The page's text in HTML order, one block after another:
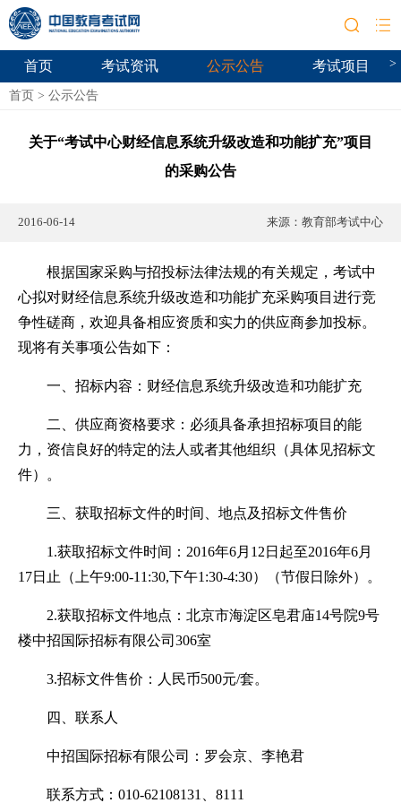
首页 考试资讯 公示公告 考试项目 >
首页 > 公示公告
关于“考试中心财经信息系统升级改造和功能扩充”项目
的采购公告
2016-06-14 来源： 教育部考试中心
根据国家采购与招投标法律法规的有关规定，考试中
心拟对财经信息系统升级改造和功能扩充采购项目进行竞
争性磋商，欢迎具备相应资质和实力的供应商参加投标。
现将有关事项公告如下：
一、招标内容：财经信息系统升级改造和功能扩充
二、供应商资格要求：必须具备承担招标项目的能
力，资信良好的特定的法人或者其他组织（具体见招标文
件）。
三、获取招标文件的时间、地点及招标文件售价
1.获取招标文件时间：2016年6月12日起至2016年6月
17日止（上午9:00-11:30,下午1:30-4:30）（节假日除外）。
2.获取招标文件地点：北京市海淀区皂君庙14号院9号
楼中招国际招标有限公司306室
3.招标文件售价：人民币500元/套。
四、联系人
中招国际招标有限公司：罗会京、李艳君
联系方式：010-62108131、8111